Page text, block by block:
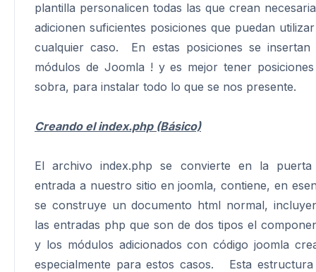
plantilla personalicen todas las que crean
adicionen suficientes posiciones que puedan
cualquier caso. En estas posiciones se insertan
módulos de Joomla ! y es mejor tener
sobra, para instalar todo lo que se nos presente.
Creando el index.php (Básico)
El archivo index.php se convierte en la puerta
entrada a nuestro sitio en joomla, contiene, en
se construye un documento html normal,
las entradas php que son de dos tipos el
y los módulos adicionados con código joomla
especialmente para estos casos. Esta